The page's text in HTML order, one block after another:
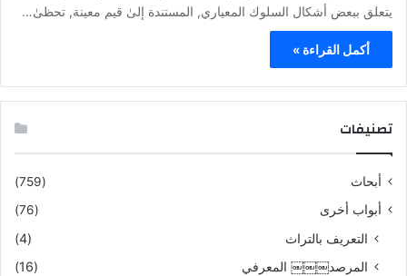
يتعلق ببعض أشكال السلوك المعياري, المستندة إلىٰ قيم معينة, تحظىٰ…
أكمل القراءة »
تصنيفات
أبحاث
(759)
أبواب أخرى
(76)
التعريف بالتراث
(4)
المرصد￼￼￼ المعرفي
(16)